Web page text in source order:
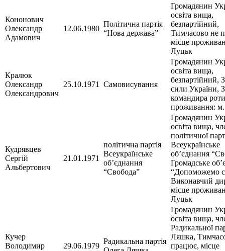
Кононович
Олександр
Адамович
12.06.1980
Політична партія
“Нова держава”
Громадянин
освіта вища,
безпартійний,
Тимчасово не
місце
Луцьк
Кралюк
Олександр
Олександрович
25.10.1971 Самовисування
Громадянин
освіта вища,
безпартійний,
сили України,
командира
проживання:
Кудрявцев
Сергій
Альбертович
21.01.1971
політична партія
Всеукраїнське
об’єднання
“Свобода”
Громадянин
освіта вища,
політичної
Всеукраїнське
об’єднання
Громадське
“Допоможемо
Виконавчий
місце
Луцьк
Кучер
Володимир
29.06.1979
Радикальна партія
Громадянин
освіта вища,
Радикальної
Ляшка,
працює, місце